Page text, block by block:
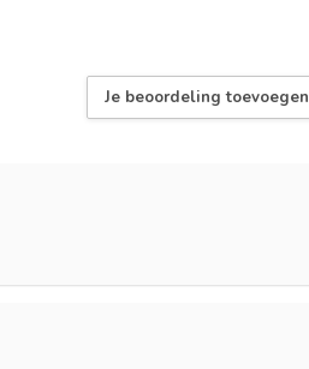
Je beoordeling toevoegen